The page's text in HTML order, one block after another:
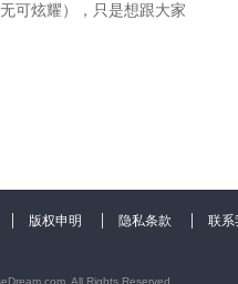
可炫耀），只是想跟大家
版权申明 隐私条款 联系
All Rights Reserved.